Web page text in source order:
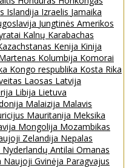
Islandija Izraelis Jamaika
Jungtinės Amerikos
Kalnų Karabachas
Kenija Kinija
Kolumbija Komorai
Kongo respublika Kosta Rika
Laosas Latvija
Libija Lietuva
Malaizija Malavis
Mauritanija Meksika
Mongolija Mozambikas
Zelandija Nepalas
Nyderlandų Antilai Omanas
Naujoji Gvinėja Paragvajus